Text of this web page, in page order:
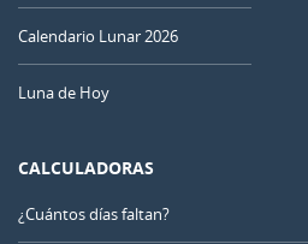
Calendario Lunar 2026
Luna de Hoy
CALCULADORAS
¿Cuántos días faltan?